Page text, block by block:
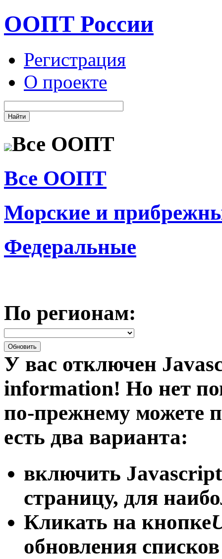
ООПТ России
Регистрация
О проекте
Все ООПТ
Все ООПТ
Морские и
Федеральные
По регионам:
У вас отключен
information! Но нет
по-прежнему можете
есть два варианта:
включить Javascript
страницу, для
Кликать на кнопке
обновления